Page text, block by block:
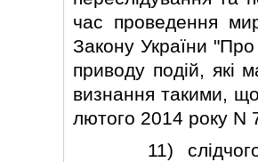
час проведення
Закону України
приводу подiй, якi
визнання такими,
лютого 2014 року N
11) слiдчого